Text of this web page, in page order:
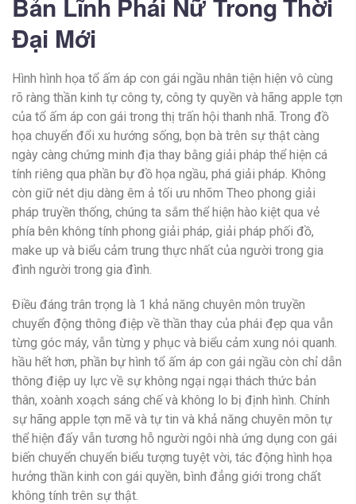
Đại Mới
Hình hình họa tổ ấm áp con gái ngầu nhân tiện hiện vô cùng
rõ ràng thần kinh tự công ty, công ty quyền và hãng apple tợn
của tổ ấm áp con gái trong thị trấn hội thanh nhã. Trong đồ
họa chuyển đổi xu hướng sống, bọn bà trên sự thật càng
ngày càng chứng minh địa thay bằng giải pháp thể hiện cá
tính riêng qua phần bự đồ họa ngầu, phá giải pháp. Không
còn giữ nét dịu dàng êm ả tối ưu nhõm Theo phong giải
pháp truyền thống, chúng ta sắm thể hiện hào kiệt qua vẻ
phía bên không tính phong giải pháp, giải pháp phối đồ,
make up và biểu cảm trung thực nhất của người trong gia
đình người trong gia đình.
Điều đáng trân trọng là 1 khả năng chuyên môn truyền
chuyển động thông điệp về thần thay của phái đẹp qua vẫn
từng góc máy, vẫn từng y phục và biểu cảm xung nói quanh.
hầu hết hơn, phần bự hình tổ ấm áp con gái ngầu còn chỉ dẫn
thông điệp uy lực về sự không ngại ngại thách thức bản
thân, xoành xoạch sáng chế và không lo bị định hình. Chính
sự hãng apple tợn mẽ và tự tin và khả năng chuyên môn tự
thể hiện đấy vẫn tương hỗ người ngôi nhà ứng dụng con gái
biến chuyển chuyển biểu tượng tuyệt vời, tác động hình họa
hưởng thần kinh con gái quyền, bình đẳng giới trong chất
không tính trên sự thật.